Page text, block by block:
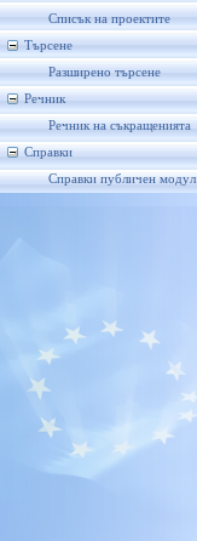
Списък на проектите
Търсене
Разширено търсене
Речник
Речник на съкращенията
Справки
Справки публичен модул